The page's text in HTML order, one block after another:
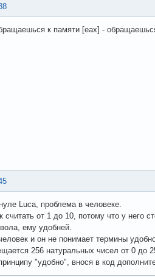
к памяти [eax] -
Luca, проблема в человеке.
считать от 1 до 10, потому что у него
ему удобней.
и он не понимает термины
256 натуральных чисел от 0 до
"удобно", внося в код